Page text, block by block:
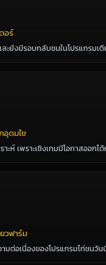
อร์
ะยังมีรอบกลับชนในโปรแกรมเ
อุดมไช
ะห์ เพราะเชิงเกมมีโอกาสออกไ
วฟาร์ม
มต่อเนื่องของโปรแกรมไก่ชนวัน